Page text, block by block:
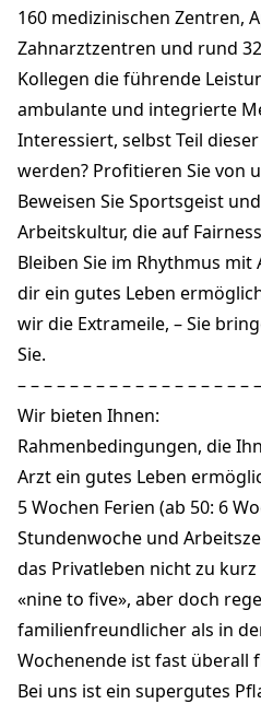
160 medizinischen Zentren,
Zahnarztzentren und rund
Kollegen die führende
ambulante und integrierte
Interessiert, selbst Teil
werden? Profitieren Sie von
Beweisen Sie Sportsgeist
Arbeitskultur, die auf
Bleiben Sie im Rhythmus
dir ein gutes Leben
wir die Extrameile, – Sie
Sie.
– – – – – – – – – – – – – – – – – –
Wir bieten Ihnen:
Rahmenbedingungen, die
Arzt ein gutes Leben
5 Wochen Ferien (ab 50: 6
Stundenwoche und
das Privatleben nicht zu
«nine to five», aber doch
familienfreundlicher als in
Wochenende ist fast überall
Bei uns ist ein supergutes